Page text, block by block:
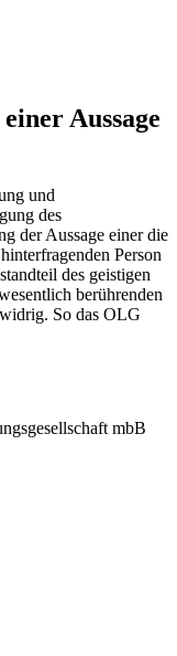
Aussage
und
des
der Aussage einer die
Person
des geistigen
berührenden
So das OLG
mbB